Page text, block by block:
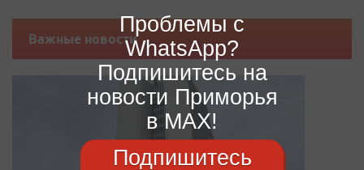
Важные новости
Проблемы с
WhatsApp?
Подпишитесь на
новости Приморья
в MAX!
Подпишитесь